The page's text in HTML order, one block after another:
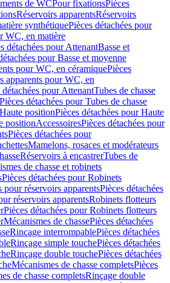
de WCPour fixationsPièces
Réservoirs apparentsRéservoirs
synthétiquePièces détachées pour
WC, en matière
détachées pour AttenantBasse et
pour Basse et moyenne
pour WC, en céramiquePièces
apparents pour WC, en
détachées pour AttenantTubes de chasse
Pièces détachées pour Tubes de chasse
Haute positionPièces détachées pour Haute
positionAccessoiresPièces détachées pour
Pièces détachées pour
Mamelons, rosaces et modérateurs
Réservoirs à encastrerTubes de
de chasse et robinets
Pièces détachées pour Robinets
réservoirs apparentsPièces détachées
réservoirs apparentsRobinets flotteurs
Pièces détachées pour Robinets flotteurs
Mécanismes de chassePièces détachées
Rinçage interrompablePièces détachées
Rinçage simple touchePièces détachées
Rinçage double touchePièces détachées
Mécanismes de chasse completsPièces
de chasse completsRinçage double